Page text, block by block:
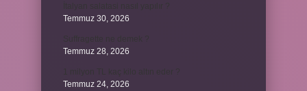
Temmuz 30, 2026
Temmuz 28, 2026
Temmuz 24, 2026